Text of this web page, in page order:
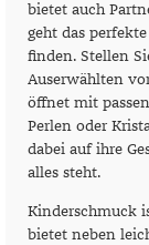
bietet auch
geht das
finden. Stellen
Auserwählten
öffnet mit
Perlen oder
dabei auf ihre
alles steht.
Kinderschmuck
bietet neben